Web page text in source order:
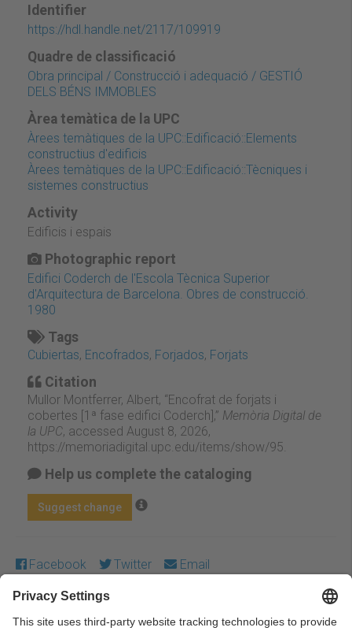
Identifier
https://hdl.handle.net/2117/109919
Quadre de classificació
Obra principal / Construcció i adequació / GESTIÓ
DELS BÉNS IMMOBLES
Àrea temàtica de la UPC
Àrees temàtiques de la UPC::Edificació::Elements
constructius d'edificis
Àrees temàtiques de la UPC::Edificació::Tècniques i
sistemes constructius
Activity
Edificis i espais
Photographic report
Edifici Coderch de l'Escola Tècnica Superior
d'Arquitectura de Barcelona. Obres de construcció.
1980
Tags
Cubiertas, Encofrados, Forjados, Forjats
Citation
Mullor Montferrer, Albert, “Encofrat de forjats i
cobertes [1ª fase edifici Coderch],” Memòria Digital de
la UPC, accessed August 8, 2026,
https://memoriadigital.upc.edu/items/show/95
Help us complete the cataloging
Suggest change
Facebook Twitter Email